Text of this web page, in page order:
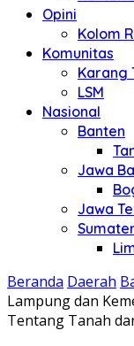
Opini
Kolom
Komunitas
Karang
LSM
Nasional
Banten
Jawa
Jawa
Beranda Daerah
Lampung dan
Tentang Tanah